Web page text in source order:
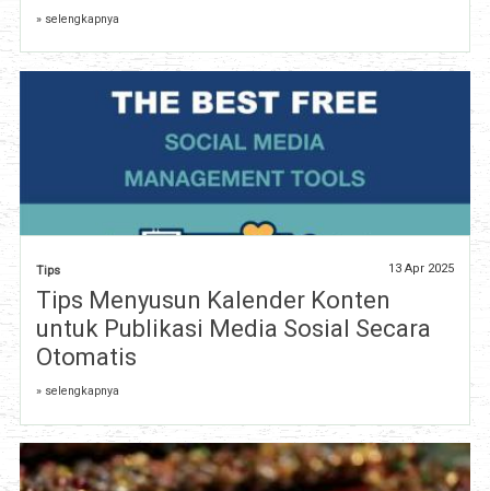
» selengkapnya
Tips 13 Apr 2025
Tips Menyusun Kalender Konten
untuk Publikasi Media Sosial Secara
Otomatis
» selengkapnya